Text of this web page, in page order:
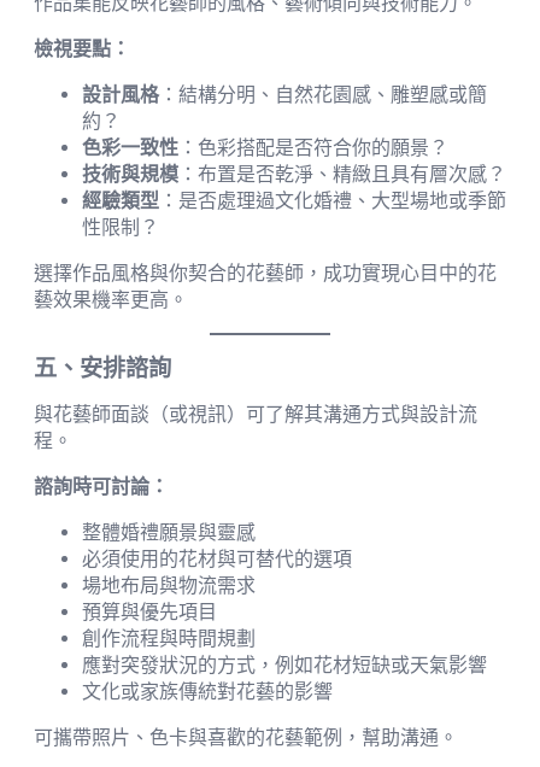
檢視要點：
設計風格 ：結構分明、自然花園感、雕塑感或簡
約？
色彩一致性 ：色彩搭配是否符合你的願景？
技術與規模 ：布置是否乾淨、精緻且具有層次感？
經驗類型 ：是否處理過文化婚禮、大型場地或季節
性限制？
選擇作品風格與你契合的花藝師，成功實現心目中的花
藝效果機率更高。
五、安排諮詢
與花藝師面談（或視訊）可了解其溝通方式與設計流
程。
諮詢時可討論：
整體婚禮願景與靈感
必須使用的花材與可替代的選項
場地布局與物流需求
預算與優先項目
創作流程與時間規劃
應對突發狀況的方式，例如花材短缺或天氣影響
文化或家族傳統對花藝的影響
可攜帶照片、色卡與喜歡的花藝範例，幫助溝通。